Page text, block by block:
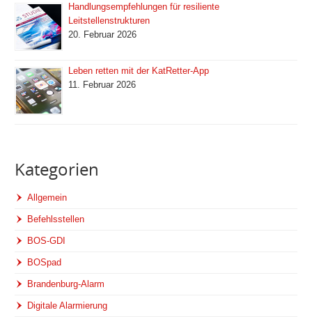
Handlungsempfehlungen für resiliente
Leitstellenstrukturen
20. Februar 2026
Leben retten mit der KatRetter-App
11. Februar 2026
Kategorien
Allgemein
Befehlsstellen
BOS-GDI
BOSpad
Brandenburg-Alarm
Digitale Alarmierung